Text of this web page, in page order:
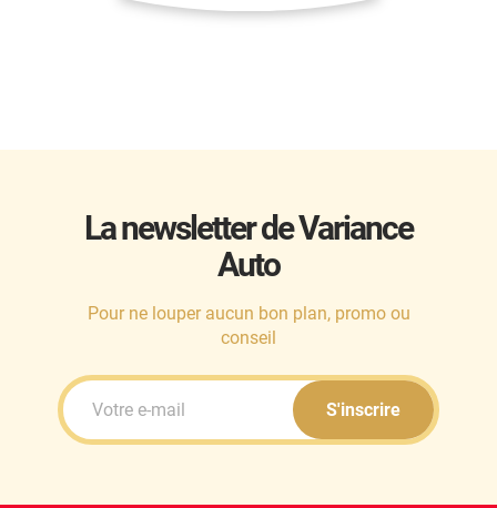
La newsletter de Variance
Auto
Pour ne louper aucun bon plan, promo ou
conseil
S'inscrire